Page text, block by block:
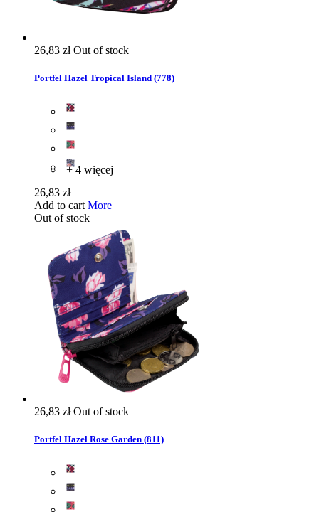
26,83 złOut of stock
Portfel Hazel Tropical Island (778)
+ 4 więcej
26,83 zł
Add to cart More
Out of stock
26,83 złOut of stock
Portfel Hazel Rose Garden (811)